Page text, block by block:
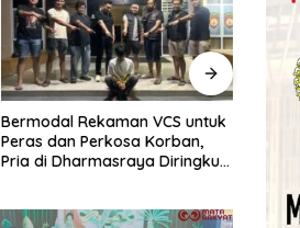
Berawal dari Suara Klakson,
Duel Mematikan Pecah di Solok:
Dua Korban Bersimbah Darah